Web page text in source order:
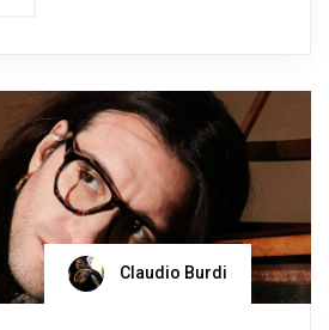
Claudio Burdi